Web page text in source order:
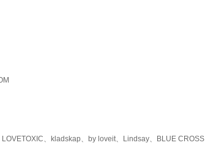
、kladskap、by loveit、Lindsay、BLUE CROSS